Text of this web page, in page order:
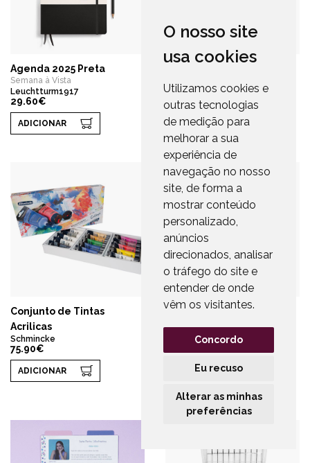
O nosso site
usa cookies
Utilizamos cookies e
outras tecnologias
de medição para
melhorar a sua
experiência de
navegação no nosso
site, de forma a
mostrar conteúdo
personalizado,
anúncios
direcionados, analisar
o tráfego do site e
entender de onde
vêm os visitantes.
Concordo
Eu recuso
Alterar as minhas
preferências
Agenda 2025 Preta
Semana à Vista
Leuchtturm1917
29.60€
ADICIONAR
Mr. Wonderful
17.95€
ADICIONAR
Conjunto de Tintas
Acrilicas
Schmincke
75.90€
ADICIONAR
Recarga Marcador
Paint-it
Castanho